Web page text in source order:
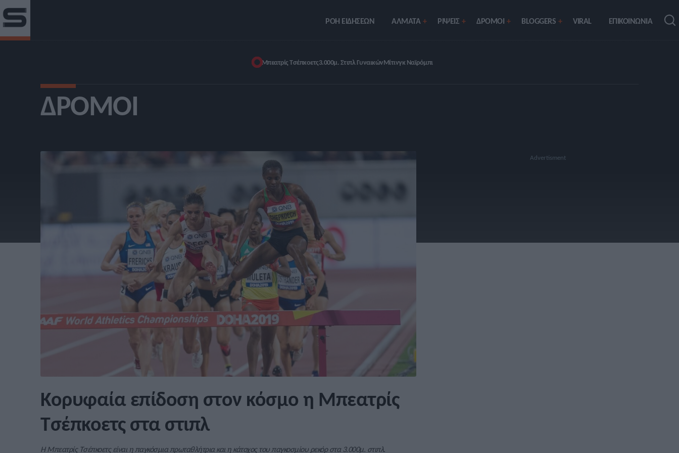
ΡΟΗ ΕΙΔΗΣΕΩΝ ΑΛΜΑΤΑ ΡIΨΕΙΣ ΔΡΟΜΟΙ BLOGGERS VIRAL ΕΠΙΚΟΙΝΩΝΙΑ
Μπεατρίς Τσέπκοετς3.000μ. Στιπλ ΓυναικώνΜίτινγκ Ναϊρόμπι
ΔΡΌΜΟΙ
Κορυφαία επίδοση στον κόσμο η Μπεατρίς
Τσέπκοετς στα στιπλ
Η Μπεατρίς Τσέπκοετς είναι η παγκόσμια πρωταθλήτρια και η κάτοχος του παγκοσμίου ρεκόρ στα 3.000μ. στιπλ.